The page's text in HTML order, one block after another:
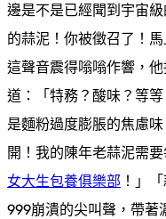
邊是不是已經聞到宇宙
的蒜泥！你被徵召了！
這聲音震得嗡嗡作響，
道：「特務？酸味？等
是麵粉過度膨脹的焦慮
開！我的陳年老蒜泥需
女大生包養俱樂部 ！」
999崩潰的尖叫聲，帶著